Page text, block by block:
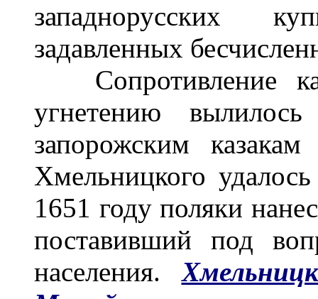
западнорусских
задавленных
Сопротивление
угнетению
запорожским
Хмельницкого
1651 году поляки
поставивший под
населения.